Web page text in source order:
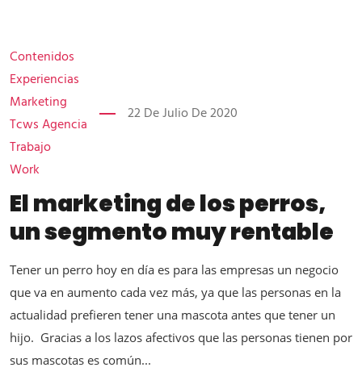
Contenidos
Experiencias
Marketing
Tcws Agencia
Trabajo
Work
22 De Julio De 2020
El marketing de los perros,
un segmento muy rentable
Tener un perro hoy en día es para las empresas un negocio
que va en aumento cada vez más, ya que las personas en la
actualidad prefieren tener una mascota antes que tener un
hijo. Gracias a los lazos afectivos que las personas tienen por
sus mascotas es común...